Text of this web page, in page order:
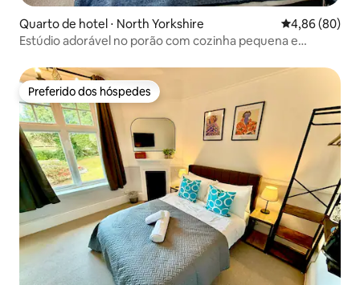
Quarto de hotel ⋅ North Yorkshire 4,86 de uma
4,86 (80)
Estúdio adorável no porão com cozinha pequena e
Preferido dos hóspedes
Preferido dos hóspedes